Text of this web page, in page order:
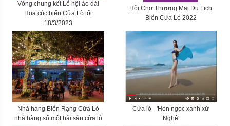
Vòng chung kết Lễ hội áo dài
Hoa cúc biển Cửa Lò tối
18/3/2023
Hội Chợ Thương Mại Du Lịch
Biển Cửa Lò 2022
Nhà hàng Biển Rạng Cửa Lò
nhà hàng số một hải sản cửa lò
Cửa lò - 'Hòn ngọc xanh xứ
Nghệ'